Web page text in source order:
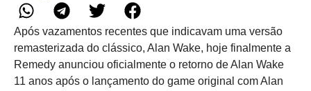
Após vazamentos recentes que indicavam uma versão
remasterizada do clássico, Alan Wake, hoje finalmente a
Remedy anunciou oficialmente o retorno de Alan Wake
11 anos após o lançamento do game original com Alan